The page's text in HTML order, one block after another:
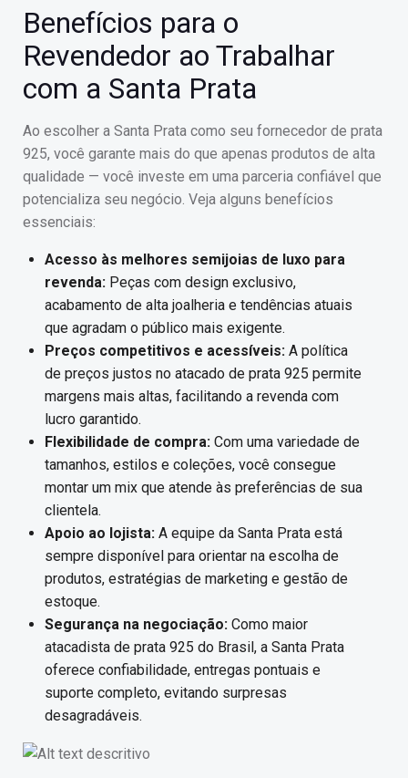
Benefícios para o
Revendedor ao Trabalhar
com a Santa Prata
Ao escolher a Santa Prata como seu fornecedor de prata
925, você garante mais do que apenas produtos de alta
qualidade — você investe em uma parceria confiável que
potencializa seu negócio. Veja alguns benefícios
essenciais:
Acesso às melhores semijoias de luxo para
revenda: Peças com design exclusivo,
acabamento de alta joalheria e tendências atuais
que agradam o público mais exigente.
Preços competitivos e acessíveis: A política
de preços justos no atacado de prata 925 permite
margens mais altas, facilitando a revenda com
lucro garantido.
Flexibilidade de compra: Com uma variedade de
tamanhos, estilos e coleções, você consegue
montar um mix que atende às preferências de sua
clientela.
Apoio ao lojista: A equipe da Santa Prata está
sempre disponível para orientar na escolha de
produtos, estratégias de marketing e gestão de
estoque.
Segurança na negociação: Como maior
atacadista de prata 925 do Brasil, a Santa Prata
oferece confiabilidade, entregas pontuais e
suporte completo, evitando surpresas
desagradáveis.